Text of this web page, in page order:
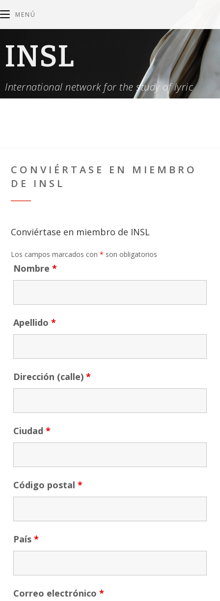
MENÚ
INSL
International network for the study of lyric
CONVIÉRTASE EN MIEMBRO
DE INSL
Conviértase en miembro de INSL
Los campos marcados con* son obligatorios
Nombre*
Apellido*
Dirección (calle)*
Ciudad*
Código postal*
País*
Correo electrónico*